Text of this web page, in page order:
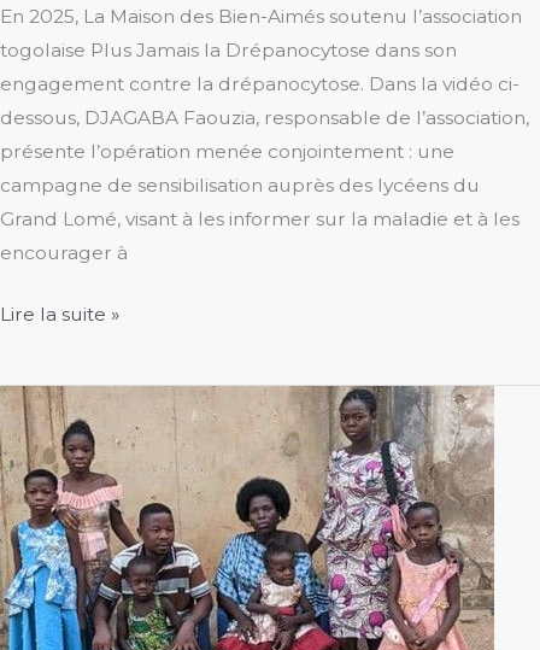
En 2025, La Maison des Bien-Aimés soutenu l’association
togolaise Plus Jamais la Drépanocytose dans son
engagement contre la drépanocytose. Dans la vidéo ci-
dessous, DJAGABA Faouzia, responsable de l’association,
présente l’opération menée conjointement : une
campagne de sensibilisation auprès des lycéens du
Grand Lomé, visant à les informer sur la maladie et à les
encourager à
Opération
libre
de
la
drépanocytose”
Lire la suite »